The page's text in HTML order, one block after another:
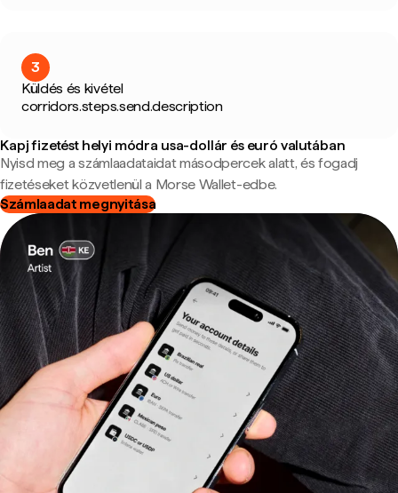
3
Küldés és kivétel
corridors.steps.send.description
Kapj fizetést helyi módra usa-dollár és euró valutában
Nyisd meg a számlaadataidat másodpercek alatt, és fogadj
fizetéseket közvetlenül a Morse Wallet-edbe.
Számlaadat megnyitása